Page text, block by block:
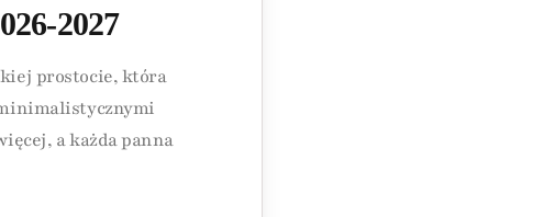
2027
prostocie, która
a każda panna